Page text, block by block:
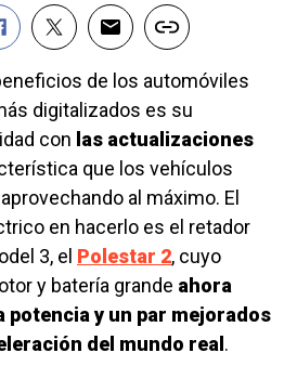
de los automóviles
digitalizados es su
con las actualizaciones
que los vehículos
al máximo. El
en hacerlo es el retador
3, el Polestar 2, cuyo
y batería grande ahora
potencia y un par mejorados
del mundo real .